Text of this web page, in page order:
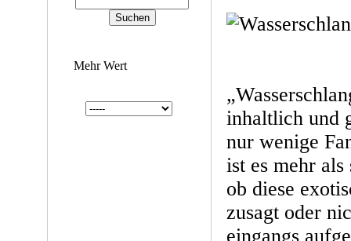
Mehr Wert
inhaltlich und
nur wenige
ist es mehr als
ob diese
zusagt oder
eingangs